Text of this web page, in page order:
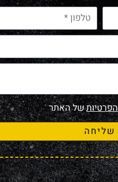
של האתר
שליחה